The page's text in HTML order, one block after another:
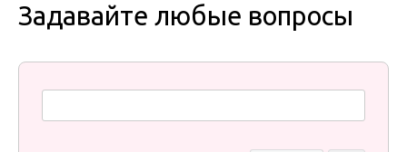
Задавайте любые вопросы